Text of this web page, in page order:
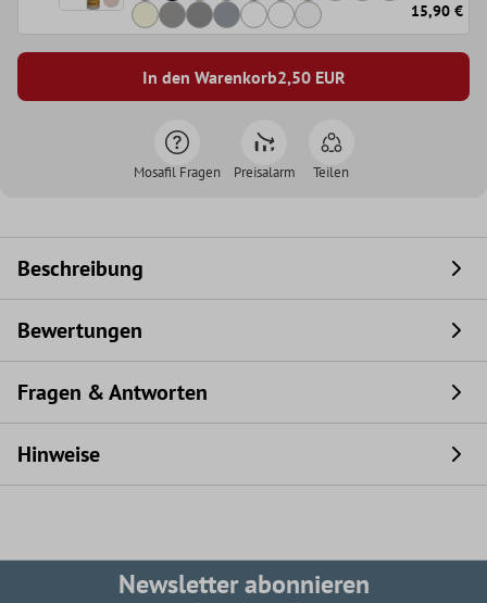
15,90 €
In den Warenkorb2,50EUR
Mosafil Fragen Preisalarm Teilen
Beschreibung
Bewertungen
Fragen & Antworten
Hinweise
Newsletter abonnieren